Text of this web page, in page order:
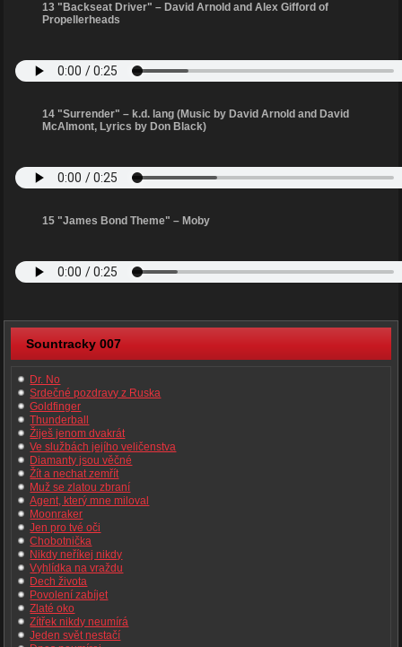
13 "Backseat Driver" – David Arnold and Alex Gifford of
Propellerheads
14 "Surrender" – k.d. lang (Music by David Arnold and David
McAlmont, Lyrics by Don Black)
15 "James Bond Theme" – Moby
Sountracky 007
Dr. No
Srdečné pozdravy z Ruska
Goldfinger
Thunderball
Žiješ jenom dvakrát
Ve službách jejího veličenstva
Diamanty jsou věčné
Žít a nechat zemřít
Muž se zlatou zbraní
Agent, který mne miloval
Moonraker
Jen pro tvé oči
Chobotnička
Nikdy neříkej nikdy
Vyhlídka na vraždu
Dech života
Povolení zabíjet
Zlaté oko
Zítřek nikdy neumírá
Jeden svět nestačí